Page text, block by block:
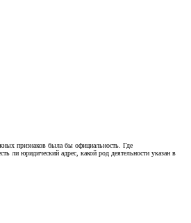
признаков была бы официальность. Где
ли юридический адрес, какой род деятельности указан в